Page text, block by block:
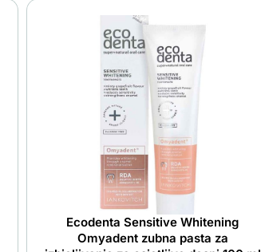
Ecodenta Sensitive Whitening
Omyadent zubna pasta za